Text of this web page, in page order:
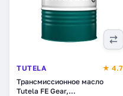
TUTELA
★ 4.7
Трансмиссионное масло
Tutela FE Gear,